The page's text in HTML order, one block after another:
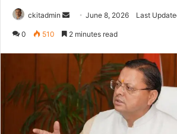
ckitadmin
e
n
e
m
a
June 8, 2026 Last
0 510 2 minutes read